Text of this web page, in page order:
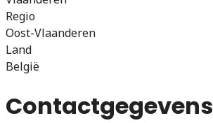
Regio
Oost-Vlaanderen
Land
België
Contactgegevens